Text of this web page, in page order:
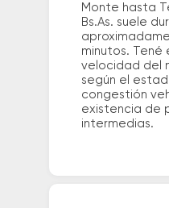
Monte hasta
Bs.As. suele
minutos. Tené
velocidad del
según el
congestión
existencia de
intermedias.